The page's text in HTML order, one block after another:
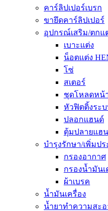
คาร์ลิปเปอร์เบรก
ขายึดคาร์ลิปเปอร์
อุปกรณ์เสริม/ตกแ
เบาะแต่ง
น็อตแต่ง
โซ่
สเตอร์
ชุดโหลดหน้
หัวฟิตติ้งระบ
ปลอกแฮนด์
ตุ้มปลายแฮ
บำรุงรักษา/เพิ่มป
กรองอากาศ
กรองน้ำมันเ
ผ้าเบรค
น้ำมันเครื่อง
น้ำยาทำความสะ